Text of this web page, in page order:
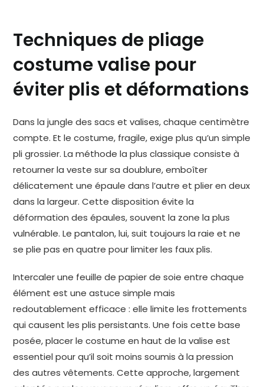
Techniques de pliage
costume valise pour
éviter plis et déformations
Dans la jungle des sacs et valises, chaque centimètre
compte. Et le costume, fragile, exige plus qu’un simple
pli grossier. La méthode la plus classique consiste à
retourner la veste sur sa doublure, emboîter
délicatement une épaule dans l’autre et plier en deux
dans la largeur. Cette disposition évite la
déformation des épaules, souvent la zone la plus
vulnérable. Le pantalon, lui, suit toujours la raie et ne
se plie pas en quatre pour limiter les faux plis.
Intercaler une feuille de papier de soie entre chaque
élément est une astuce simple mais
redoutablement efficace : elle limite les frottements
qui causent les plis persistants. Une fois cette base
posée, placer le costume en haut de la valise est
essentiel pour qu’il soit moins soumis à la pression
des autres vêtements. Cette approche, largement